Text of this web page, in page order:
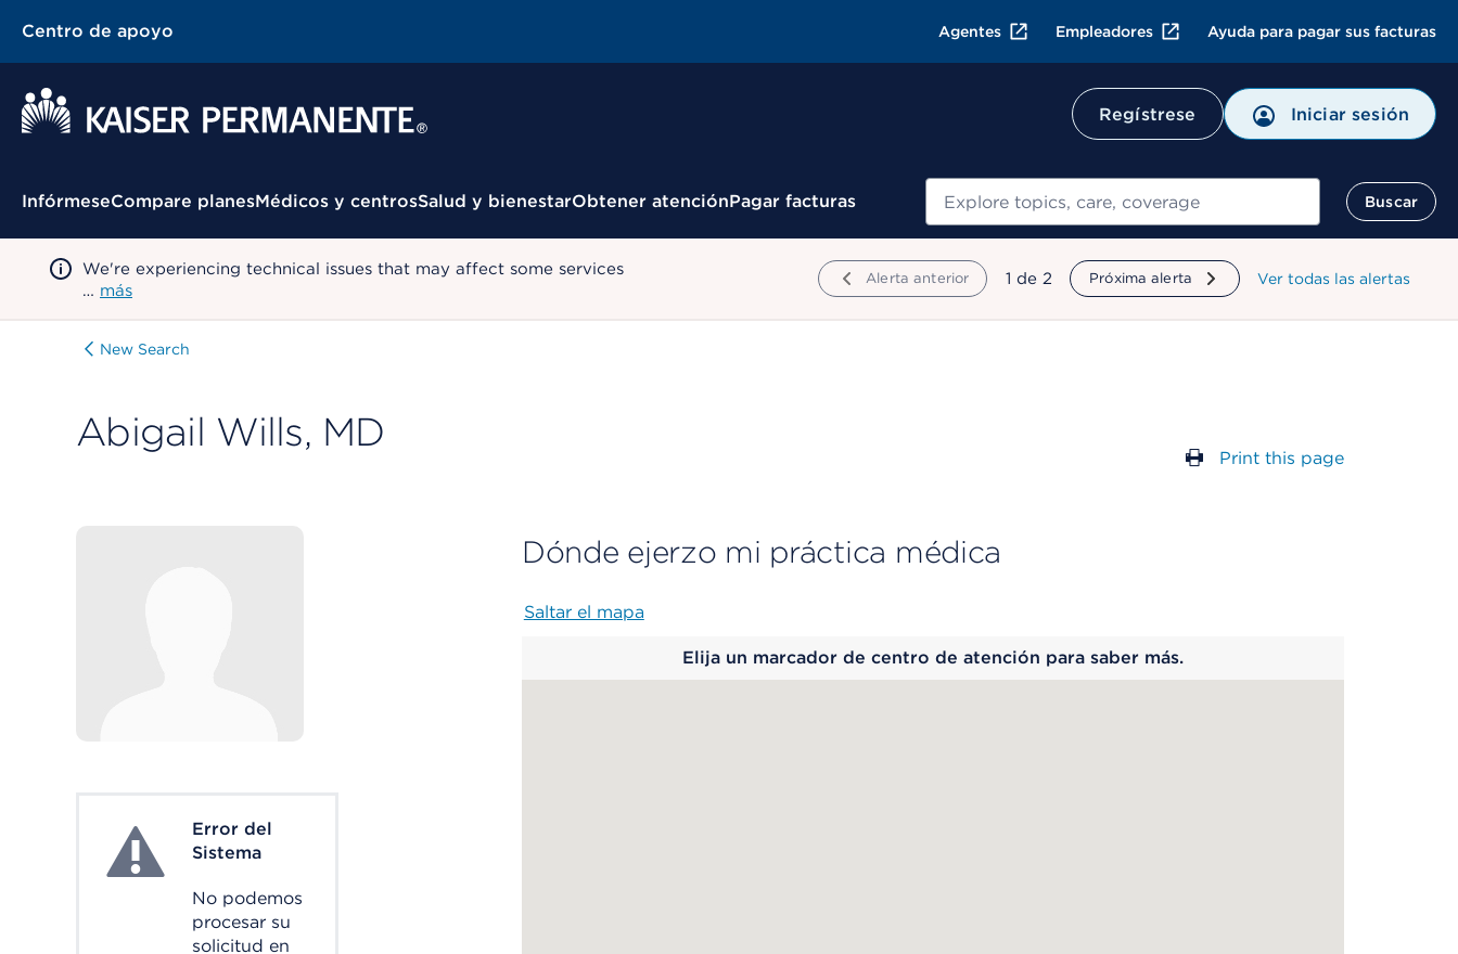
Centro de apoyo Agentes Empleadores Ayuda para pagar sus facturas
Regístrese Iniciar sesión
Menú contextual
InfórmeseCompare planesMédicos y centrosSalud y bienestarObtener atenciónPagar facturas Buscar
Buscar
We're experiencing technical issues that may affect some services
… más
Alerta anterior mostrando
1 de 2 Próxima alerta Ver todas las alertas
New Search
Abigail Wills, MD
Print this page
System ErrorError del
Sistema
No podemos
procesar su
solicitud en
Dónde ejerzo mi práctica médica
Saltar el mapa
Elija un marcador de centro de atención para saber más.